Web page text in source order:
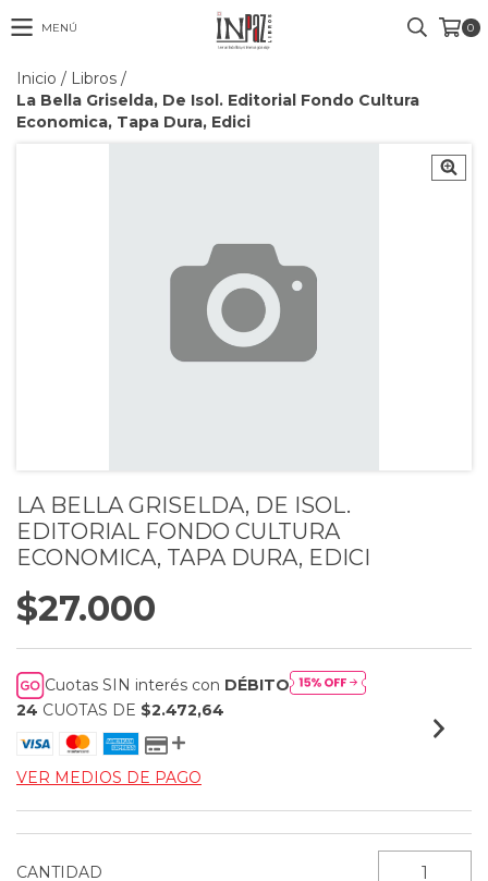
MENÚ 0
Inicio / Libros /
La Bella Griselda, De Isol. Editorial Fondo Cultura
Economica, Tapa Dura, Edici
LA BELLA GRISELDA, DE ISOL.
EDITORIAL FONDO CULTURA
ECONOMICA, TAPA DURA, EDICI
$27.000
Cuotas SIN interés con DÉBITO
24 CUOTAS DE $2.472,64
VER MEDIOS DE PAGO
CANTIDAD